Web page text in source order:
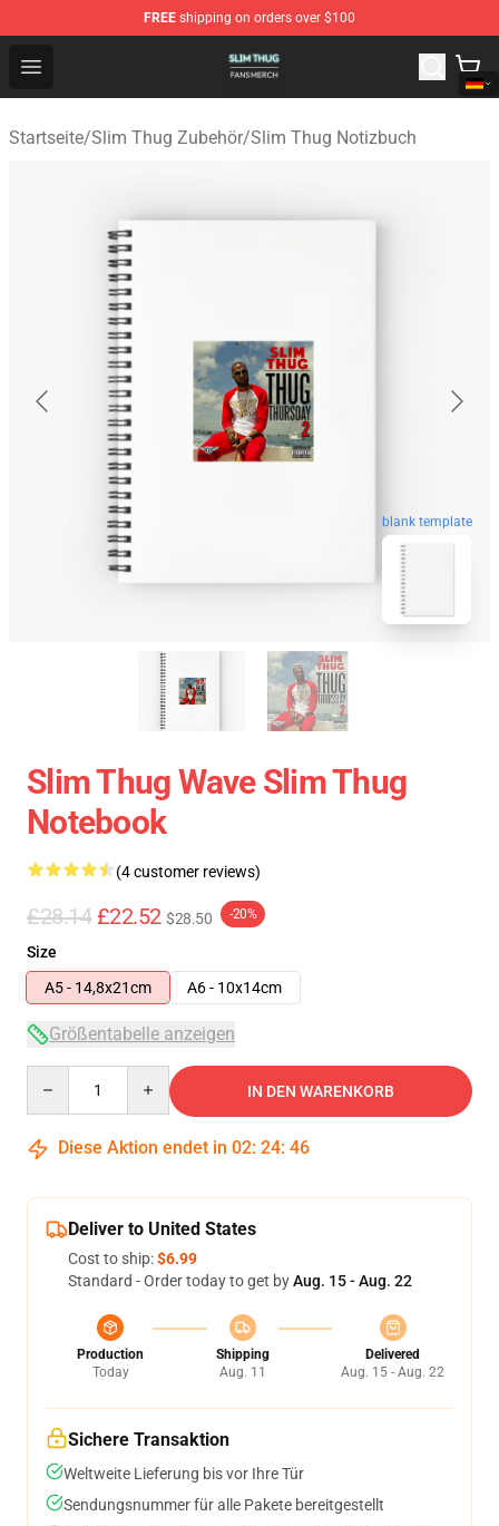
FREE shipping on orders over $100
Open menu
Slim Thug Shop - Official Slim Thug Merchandise Store
Startseite/Slim Thug Zubehör/Slim Thug Notizbuch
blank template
Slim Thug Wave Slim Thug
Notebook
(4 customer reviews)
£28.14 £22.52 $28.50 -20%
Size
A5 - 14,8x21cm
A6 - 10x14cm
Größentabelle anzeigen
IN DEN WARENKORB
Diese Aktion endet in 02: 24: 45
Deliver to United States
Cost to ship:$6.99
Standard - Order today to get byAug. 15 - Aug. 22
Production
Today
Shipping
Aug. 11
Delivered
Aug. 15 - Aug. 22
Sichere Transaktion
Weltweite Lieferung bis vor Ihre Tür
Sendungsnummer für alle Pakete bereitgestellt